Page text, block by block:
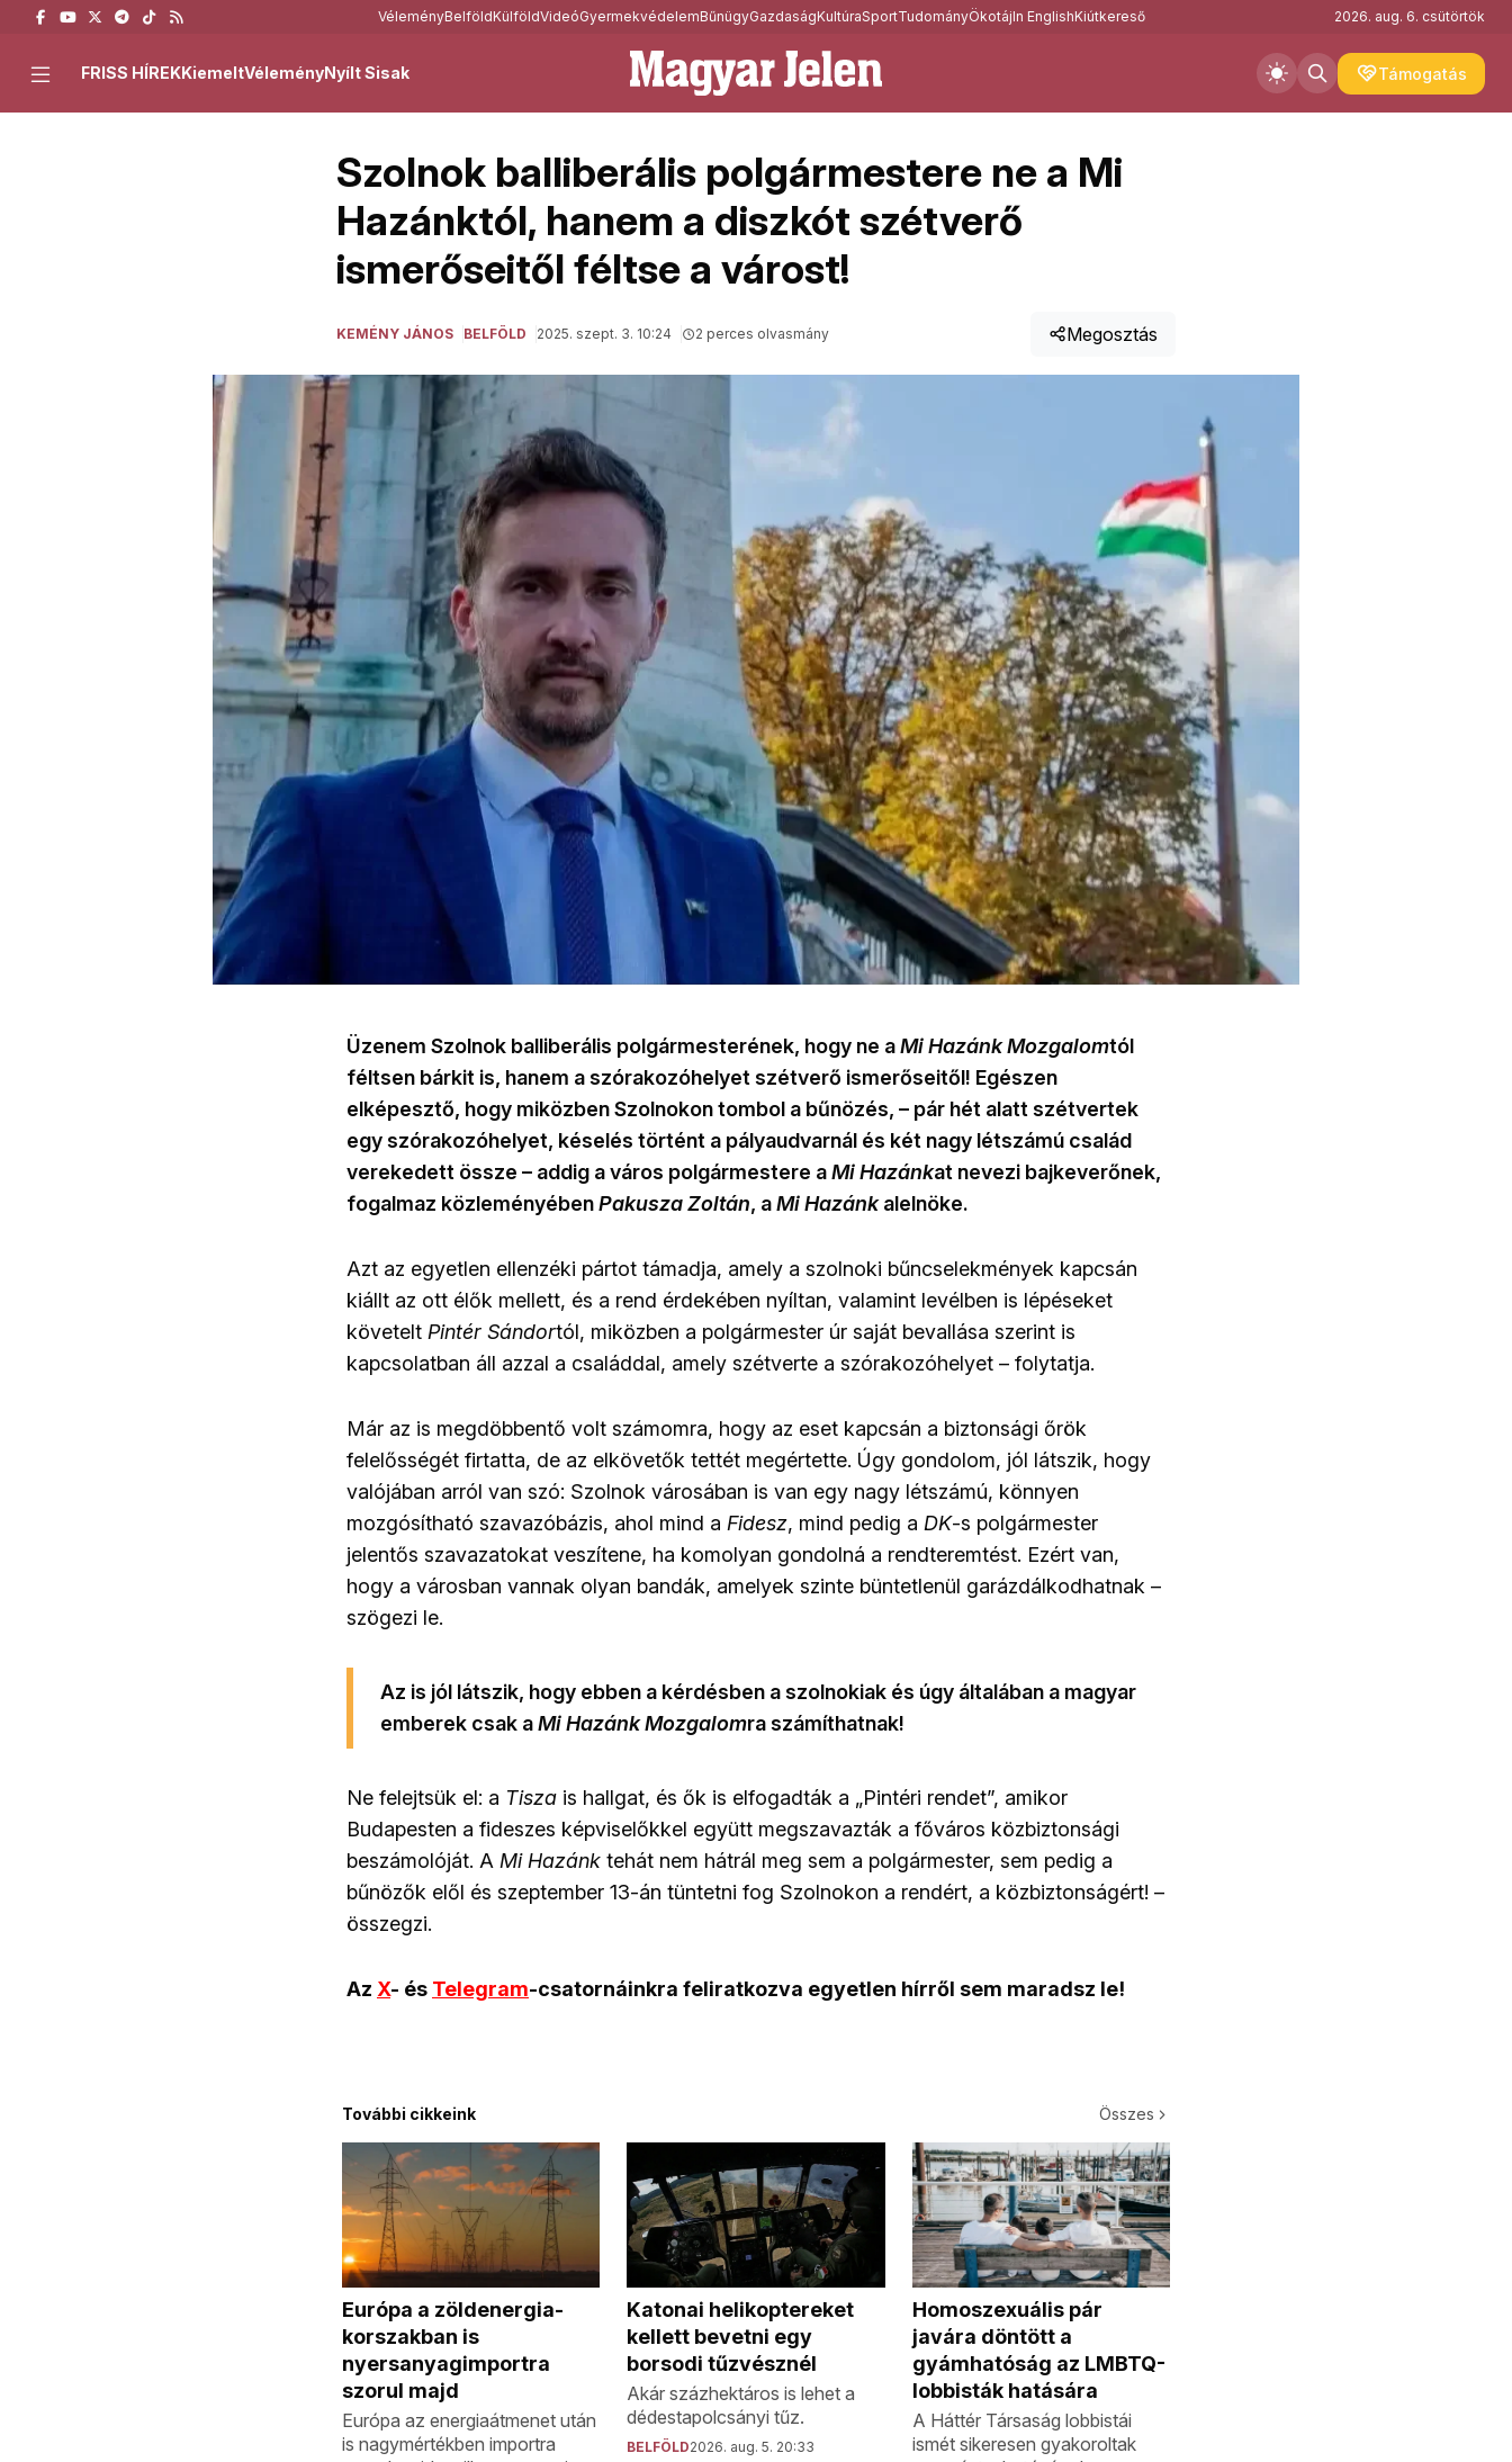
VéleményBelföldKülföldVideóGyermekvédelemBűnügyGazdaságKultúraSportTudományÖkotájIn EnglishKiútkereső 2026. aug. 6. csütörtök
Támogatás
FRISS HÍREKKiemeltVéleményNyílt Sisak
Szolnok balliberális polgármestere ne a Mi
Hazánktól, hanem a diszkót szétverő
ismerőseitől féltse a várost!
KEMÉNY JÁNOS BELFÖLD 2025. szept. 3. 10:24 2 perces olvasmány Megosztás
Üzenem Szolnok balliberális polgármesterének, hogy ne aMi HazánkMozgalomtól
féltsen bárkit is, hanem a szórakozóhelyet szétverő ismerőseitől! Egészen
elképesztő, hogy miközben Szolnokon tombol a bűnözés, – pár hét alatt szétvertek
egy szórakozóhelyet, késelés történt a pályaudvarnál és két nagy létszámú család
verekedett össze – addig a város polgármestere aMi Hazánkat nevezi bajkeverőnek,
fogalmaz közleményébenPakusza Zoltán, aMi Hazánkalelnöke.
Azt az egyetlen ellenzéki pártot támadja, amely a szolnoki bűncselekmények kapcsán
kiállt az ott élők mellett, és a rend érdekében nyíltan, valamint levélben is lépéseket
követelt Pintér Sándortól, miközben a polgármester úr saját bevallása szerint is
kapcsolatban áll azzal a családdal, amely szétverte a szórakozóhelyet – folytatja.
Már az is megdöbbentő volt számomra, hogy az eset kapcsán a biztonsági őrök
felelősségét firtatta, de az elkövetők tettét megértette. Úgy gondolom, jól látszik, hogy
valójában arról van szó: Szolnok városában is van egy nagy létszámú, könnyen
mozgósítható szavazóbázis, ahol mind a Fidesz, mind pedig a DK-s polgármester
jelentős szavazatokat veszítene, ha komolyan gondolná a rendteremtést. Ezért van,
hogy a városban vannak olyan bandák, amelyek szinte büntetlenül garázdálkodhatnak –
szögezi le.
Az is jól látszik, hogy ebben a kérdésben a szolnokiak és úgy általában a magyar
emberek csak aMi Hazánk Mozgalomra számíthatnak!
Ne felejtsük el: a Tisza is hallgat, és ők is elfogadták a „Pintéri rendet”, amikor
Budapesten a fideszes képviselőkkel együtt megszavazták a főváros közbiztonsági
beszámolóját. A Mi Hazánk tehát nem hátrál meg sem a polgármester, sem pedig a
bűnözők elől és szeptember 13-án tüntetni fog Szolnokon a rendért, a közbiztonságért! –
összegzi.
Az X- és Telegram-csatornáinkra feliratkozva egyetlen hírről sem maradsz le!
További cikkeink Összes
Európa a zöldenergia-
korszakban is
nyersanyagimportra
szorul majd
Európa az energiaátmenet után
is nagymértékben importra
Katonai helikoptereket
kellett bevetni egy
borsodi tűzvésznél
Akár százhektáros is lehet a
dédestapolcsányi tűz.
BELFÖLD2026. aug. 5. 20:33
Homoszexuális pár
javára döntött a
gyámhatóság az LMBTQ-
lobbisták hatására
A Háttér Társaság lobbistái
ismét sikeresen gyakoroltak